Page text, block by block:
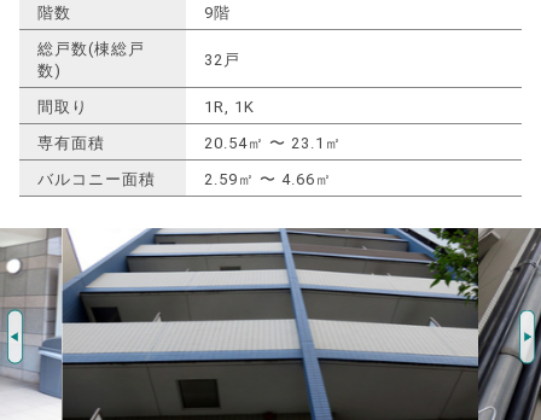
階数
9階
総戸数(棟総戸
数)
32戸
間取り
1R, 1K
専有面積
20.54㎡ 〜 23.1㎡
バルコニー面積
2.59㎡ 〜 4.66㎡